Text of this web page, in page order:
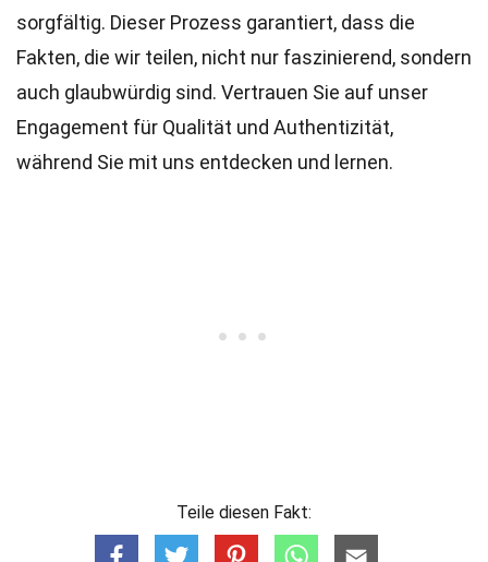
sorgfältig. Dieser Prozess garantiert, dass die
Fakten, die wir teilen, nicht nur faszinierend, sondern
auch glaubwürdig sind. Vertrauen Sie auf unser
Engagement für Qualität und Authentizität,
während Sie mit uns entdecken und lernen.
Teile diesen Fakt: